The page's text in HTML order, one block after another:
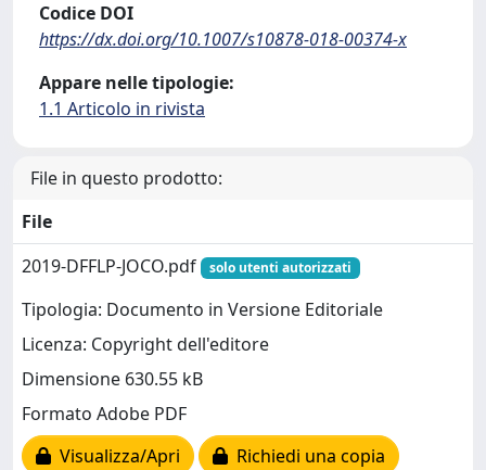
Codice DOI
https://dx.doi.org/10.1007/s10878-018-00374-x
Appare nelle tipologie:
1.1 Articolo in rivista
File in questo prodotto:
File
2019-DFFLP-JOCO.pdf
solo utenti autorizzati
Tipologia: Documento in Versione Editoriale
Licenza: Copyright dell'editore
Dimensione 630.55 kB
Formato Adobe PDF
Visualizza/Apri
Richiedi una copia